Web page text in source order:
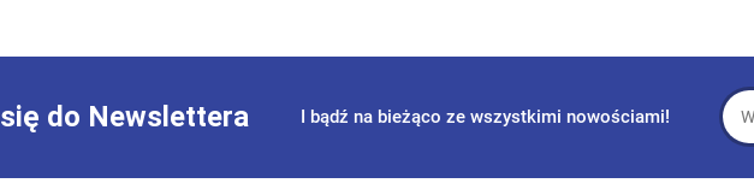
do Newslettera I bądź na bieżąco ze wszystkimi nowościami!